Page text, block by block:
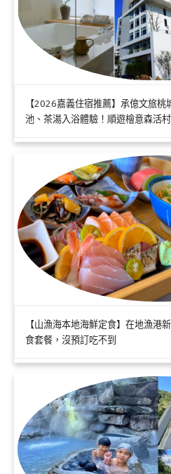
【2026嘉義住宿推薦】承億文旅
池、茶湯入浴體驗！順遊檜意森活
【山漁海本地海鮮定食】在地漁港
食套餐，沒預訂吃不到